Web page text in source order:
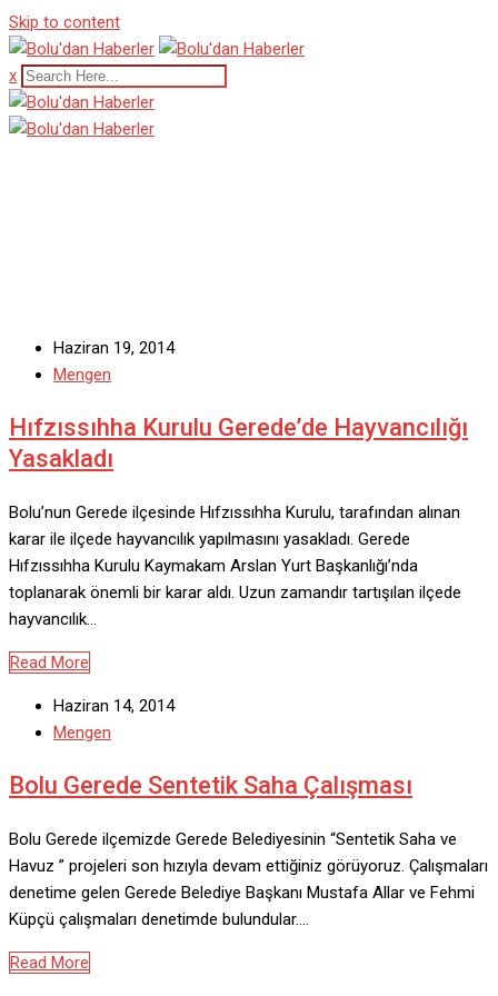
Skip to content
x
Haziran 19, 2014
Mengen
Hıfzıssıhha Kurulu Gerede’de Hayvancılığı
Yasakladı
Bolu’nun Gerede ilçesinde Hıfzıssıhha Kurulu, tarafından alınan
karar ile ilçede hayvancılık yapılmasını yasakladı. Gerede
Hıfzıssıhha Kurulu Kaymakam Arslan Yurt Başkanlığı’nda
toplanarak önemli bir karar aldı. Uzun zamandır tartışılan ilçede
hayvancılık…
Read More
Haziran 14, 2014
Mengen
Bolu Gerede Sentetik Saha Çalışması
Bolu Gerede ilçemizde Gerede Belediyesinin “Sentetik Saha ve
Havuz ” projeleri son hızıyla devam ettiğiniz görüyoruz. Çalışmaları
denetime gelen Gerede Belediye Başkanı Mustafa Allar ve Fehmi
Küpçü çalışmaları denetimde bulundular.…
Read More